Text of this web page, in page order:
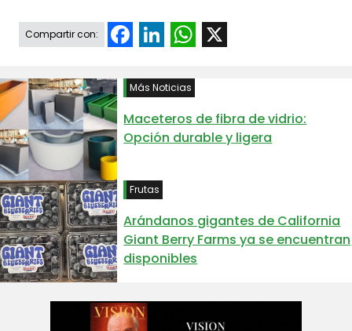
Compartir con: FacebookLinkedInWhatsApp
Más Noticias
Maceteros de fibra de vidrio:
Opción durable y ligera
Frutas
Arándanos gigantes de California
Giant Berry Farms ya se encuentran
disponibles